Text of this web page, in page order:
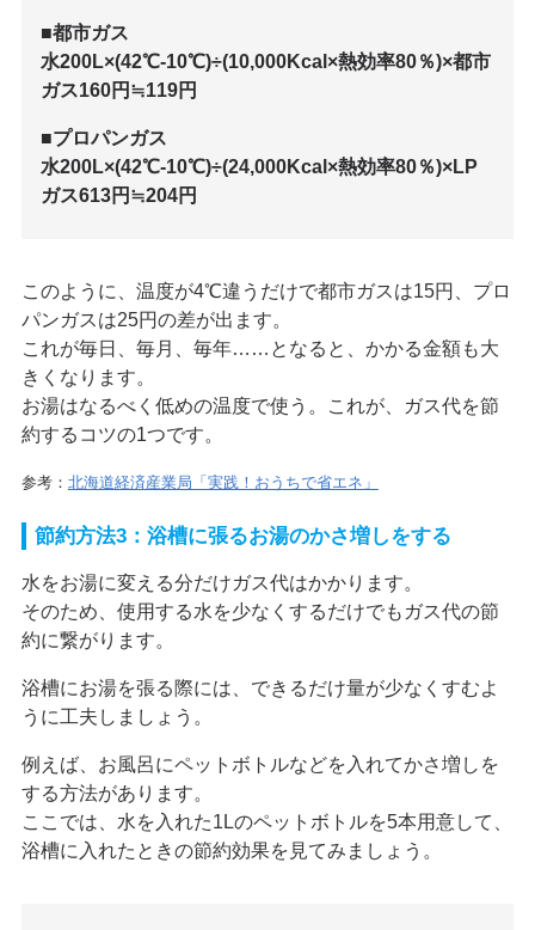
■都市ガス
水200L×(42℃-10℃)÷(10,000Kcal×熱効率80％)×都市
ガス160円≒119円
■プロパンガス
水200L×(42℃-10℃)÷(24,000Kcal×熱効率80％)×LP
ガス613円≒204円
このように、温度が4℃違うだけで都市ガスは15円、プロ
パンガスは25円の差が出ます。
これが毎日、毎月、毎年……となると、かかる金額も大
きくなります。
お湯はなるべく低めの温度で使う。これが、ガス代を節
約するコツの1つです。
参考： 北海道経済産業局「実践！おうちで省エネ」
節約方法3：浴槽に張るお湯のかさ増しをする
水をお湯に変える分だけガス代はかかります。
そのため、使用する水を少なくするだけでもガス代の節
約に繋がります。
浴槽にお湯を張る際には、できるだけ量が少なくすむよ
うに工夫しましょう。
例えば、お風呂にペットボトルなどを入れてかさ増しを
する方法があります。
ここでは、水を入れた1Lのペットボトルを5本用意して、
浴槽に入れたときの節約効果を見てみましょう。